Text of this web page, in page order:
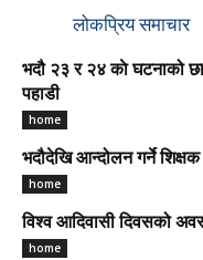
लोकप्रिय समाचार
भदौ २३ र २४ काे घटनाको
पहाडी
home
भदौदेखि आन्दोलन गर्ने
home
विश्व आदिवासी दिवसको
home